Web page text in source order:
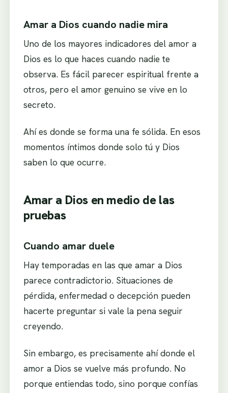
Amar a Dios cuando nadie mira
Uno de los mayores indicadores del amor a
Dios es lo que haces cuando nadie te
observa. Es fácil parecer espiritual frente a
otros, pero el amor genuino se vive en lo
secreto.
Ahí es donde se forma una fe sólida. En esos
momentos íntimos donde solo tú y Dios
saben lo que ocurre.
Amar a Dios en medio de las
pruebas
Cuando amar duele
Hay temporadas en las que amar a Dios
parece contradictorio. Situaciones de
pérdida, enfermedad o decepción pueden
hacerte preguntar si vale la pena seguir
creyendo.
Sin embargo, es precisamente ahí donde el
amor a Dios se vuelve más profundo. No
porque entiendas todo, sino porque confías